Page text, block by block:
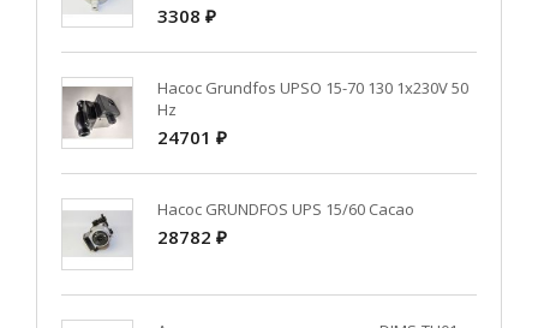
3308 ₽
Насос Grundfos UPSO 15-70 130 1x230V 50
Hz
24701 ₽
Насос GRUNDFOS UPS 15/60 Cacao
28782 ₽